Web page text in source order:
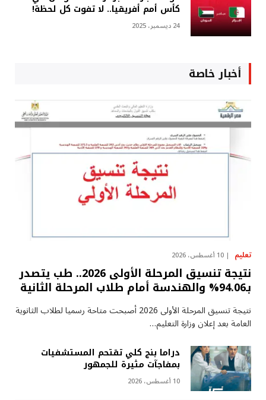
كأس أمم أفريقيا.. لا تفوت كل لحظة!
24 ديسمبر، 2025
أخبار خاصة
تعليم 10 أغسطس، 2026
نتيجة تنسيق المرحلة الأولى 2026.. طب يتصدر
بـ94.06% والهندسة أمام طلاب المرحلة الثانية
نتيجة تنسيق المرحلة الأولى 2026 أصبحت متاحة رسميا لطلاب الثانوية
العامة بعد إعلان وزارة التعليم…
دراما بنج كلي تقتحم المستشفيات
بمفاجآت مثيرة للجمهور
10 أغسطس، 2026